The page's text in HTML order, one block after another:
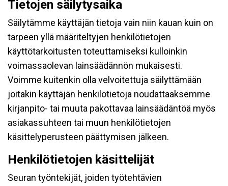
Tietojen säilytysaika
Säilytämme käyttäjän tietoja vain niin kauan kuin on
tarpeen yllä määriteltyjen henkilötietojen
käyttötarkoitusten toteuttamiseksi kulloinkin
voimassaolevan lainsäädännön mukaisesti.
Voimme kuitenkin olla velvoitettuja säilyttämään
joitakin käyttäjän henkilötietoja noudattaaksemme
kirjanpito- tai muuta pakottavaa lainsäädäntöä myös
asiakassuhteen tai muun henkilötietojen
käsittelyperusteen päättymisen jälkeen.
Henkilötietojen käsittelijät
Seuran työntekijät, joiden työtehtävien